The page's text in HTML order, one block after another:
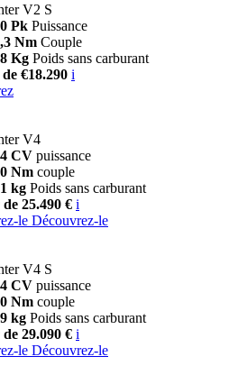
V2 S
Pk Puissance
Nm Couple
Kg Poids sans carburant
€18.290 i
V4
CV puissance
Nm couple
kg Poids sans carburant
25.490 € i
le Découvrez-le
V4 S
CV puissance
Nm couple
kg Poids sans carburant
29.090 € i
le Découvrez-le